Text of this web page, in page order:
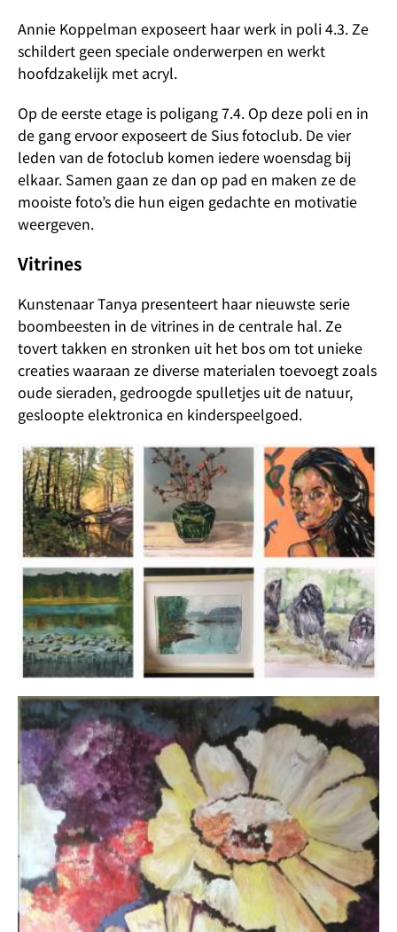
Annie Koppelman exposeert haar werk in poli 4.3. Ze
schildert geen speciale onderwerpen en werkt
hoofdzakelijk met acryl.
Op de eerste etage is poligang 7.4. Op deze poli en in
de gang ervoor exposeert de Sius fotoclub. De vier
leden van de fotoclub komen iedere woensdag bij
elkaar. Samen gaan ze dan op pad en maken ze de
mooiste foto’s die hun eigen gedachte en motivatie
weergeven.
Vitrines
Kunstenaar Tanya presenteert haar nieuwste serie
boombeesten in de vitrines in de centrale hal. Ze
tovert takken en stronken uit het bos om tot unieke
creaties waaraan ze diverse materialen toevoegt zoals
oude sieraden, gedroogde spulletjes uit de natuur,
gesloopte elektronica en kinderspeelgoed.